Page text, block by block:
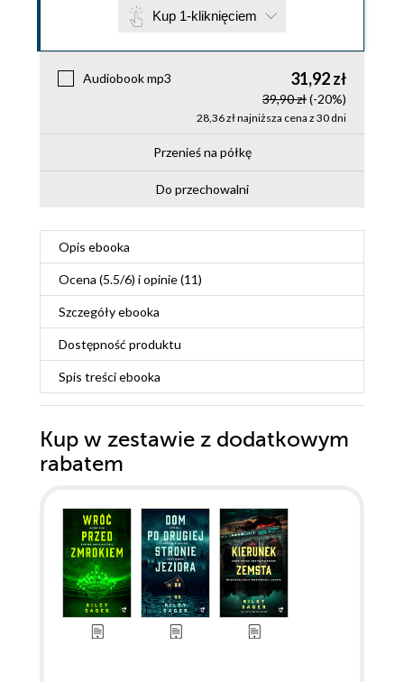
Kup 1-kliknięciem
Audiobook mp3 31,92 zł
39,90 zł(-20%)
28,36 zł najniższa cena z 30 dni
Przenieś na półkę
Do przechowalni
Opis ebooka
Ocena (5.5/6) i opinie (11)
Szczegółyebooka
Dostępność produktu
Spis treściebooka
Kup w zestawie z dodatkowym
rabatem